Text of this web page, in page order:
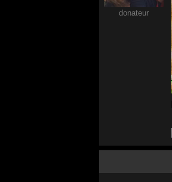
donateur